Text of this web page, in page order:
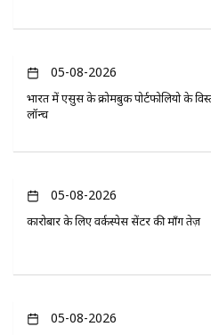
05-08-2026
भारत में एसुस के क्रोमबुक पोर्टफोलियो के
लॉन्च
05-08-2026
कारोबार के लिए वर्कस्पेस सेंटर की माँग तेज़
05-08-2026